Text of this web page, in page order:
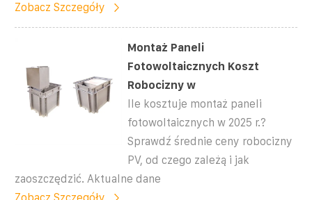
Zobacz Szczegóły
Montaż Paneli
Fotowoltaicznych Koszt
Robocizny w
Ile kosztuje montaż paneli
fotowoltaicznych w 2025 r.?
Sprawdź średnie ceny robocizny
PV, od czego zależą i jak
zaoszczędzić. Aktualne dane
Zobacz Szczegóły